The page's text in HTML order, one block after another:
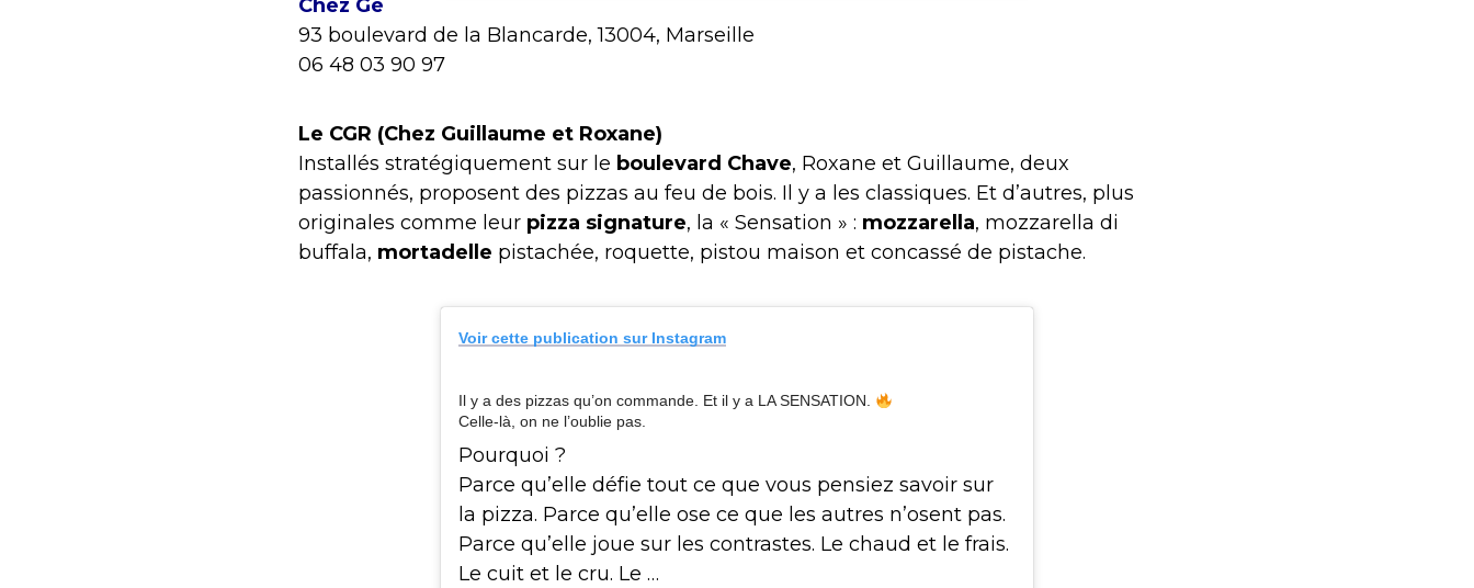
Chez Gé
93 boulevard de la Blancarde, 13004, Marseille
06 48 03 90 97
Le CGR (Chez Guillaume et Roxane)
Installés stratégiquement sur le boulevard Chave, Roxane et Guillaume, deux
passionnés, proposent des pizzas au feu de bois. Il y a les classiques. Et d’autres, plus
originales comme leur pizza signature, la « Sensation » : mozzarella, mozzarella di
buffala, mortadelle pistachée, roquette, pistou maison et concassé de pistache.
Voir cette publication sur Instagram
Il y a des pizzas qu’on commande. Et il y a LA SENSATION.
Celle-là, on ne l’oublie pas.
Pourquoi ?
Parce qu’elle défie tout ce que vous pensiez savoir sur
la pizza. Parce qu’elle ose ce que les autres n’osent pas.
Parce qu’elle joue sur les contrastes. Le chaud et le frais.
Le cuit et le cru. Le …